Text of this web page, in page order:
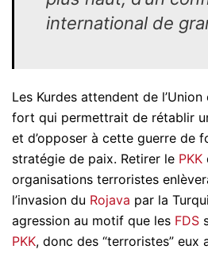
international de
Les Kurdes attendent de
fort qui permettrait de rétablir
et d’opposer à cette guerre de
stratégie de paix. Retirer le PKK
organisations terroristes
l’invasion du Rojava par la
agression au motif que les FDS
PKK, donc des “terroristes” eux